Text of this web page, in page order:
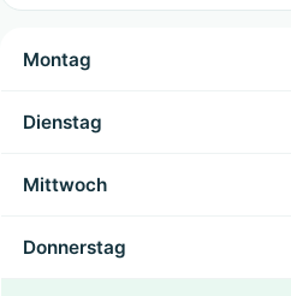
Montag
Dienstag
Mittwoch
Donnerstag